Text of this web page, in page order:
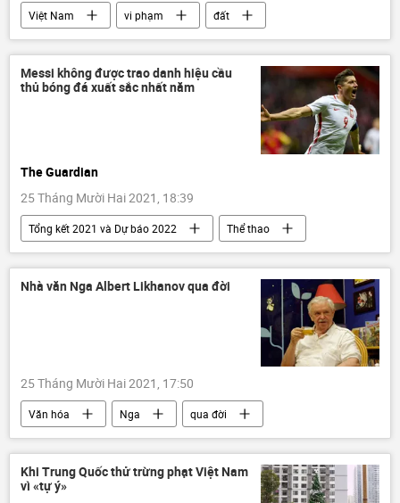
Việt Nam vi phạm
đất
Bộ Tài nguyên và Môi trường
Bộ Xây dựng
Pháp luật
Messi không được trao danh hiệu cầu
thủ bóng đá xuất sắc nhất năm
The Guardian
25 Tháng Mười Hai 2021, 18:39
Tổng kết 2021 và Dự báo 2022
Thể thao
bóng đá
Lionel Messi
Nhà văn Nga Albert Likhanov qua đời
25 Tháng Mười Hai 2021, 17:50
Văn hóa Nga qua đời
Khi Trung Quốc thử trừng phạt Việt Nam
vì «tự ý»